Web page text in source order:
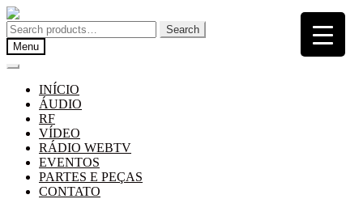
Pular
para
navegação
Pular
para
o
conteúdo
Search
for:
Search
Menu
INÍCIO
ÁUDIO
RF
VÍDEO
RÁDIO WEBTV
EVENTOS
PARTES E PEÇAS
CONTATO